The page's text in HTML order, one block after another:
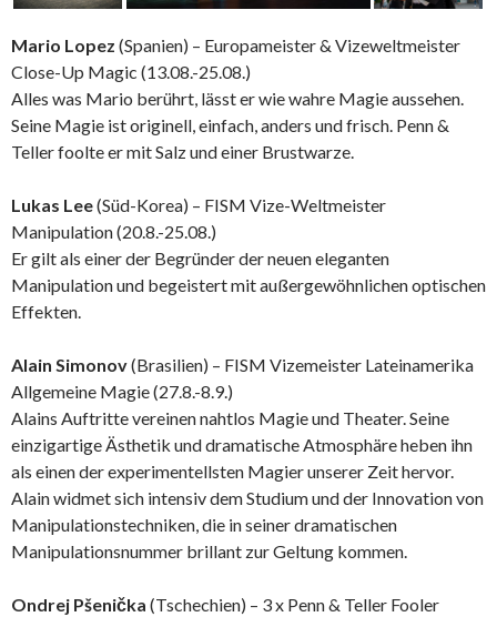
Mario Lopez (Spanien) – Europameister & Vizeweltmeister
Close-Up Magic (13.08.-25.08.)
Alles was Mario berührt, lässt er wie wahre Magie aussehen.
Seine Magie ist originell, einfach, anders und frisch. Penn &
Teller foolte er mit Salz und einer Brustwarze.
Lukas Lee(Süd-Korea) – FISM Vize-Weltmeister
Manipulation (20.8.-25.08.)
Er gilt als einer der Begründer der neuen eleganten
Manipulation und begeistert mit außergewöhnlichen optischen
Effekten.
Alain Simonov(Brasilien) – FISM Vizemeister Lateinamerika
Allgemeine Magie (27.8.-8.9.)
Alains Auftritte vereinen nahtlos Magie und Theater. Seine
einzigartige Ästhetik und dramatische Atmosphäre heben ihn
als einen der experimentellsten Magier unserer Zeit hervor.
Alain widmet sich intensiv dem Studium und der Innovation von
Manipulationstechniken, die in seiner dramatischen
Manipulationsnummer brillant zur Geltung kommen.
Ondrej Pšenička (Tschechien) – 3 x Penn & Teller Fooler